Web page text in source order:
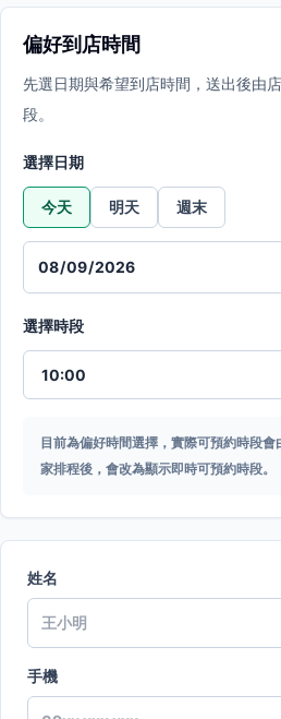
偏好到店時間
先選日期與希望到店時間，送出後由
段。
選擇日期
今天 明天 週末
選擇時段
目前為偏好時間選擇，實際可預約時段
家排程後，會改為顯示即時可預約時段。
姓名
手機